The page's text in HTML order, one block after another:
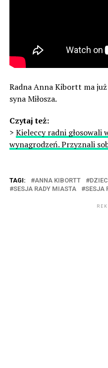
Radna Anna Kibortt ma
syna Miłosza.
Czytaj też:
> Kieleccy radni głosowali
wynagrodzeń. Przyznali
TAGI: ANNA KIBORTT
SESJA RADY MIASTA
SESJA